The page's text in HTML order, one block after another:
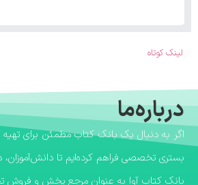
لینک کوتاه
درباره‌ما
بستری تخصصی فراهم کرده‌ایم تا دانش‌آموزان،
​بانک کتاب آوا به عنوان مرجع پخش و فروش